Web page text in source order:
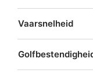
Vaarsnelheid